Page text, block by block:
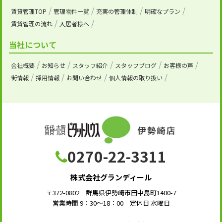
賃貸管理TOP 管理物件一覧 充実の管理体制
明確なプラン
賃貸管理の流れ
入居者様へ
当社について
会社概要 お知らせ スタッフ紹介 スタッフブログ
お客様の声
街情報
採用情報 お問い合わせ 個人情報の取り扱い
0270-22-3311
株式会社グランディール
〒372-0802 群馬県伊勢崎市田中島町1400-7
営業時間 9：30～18：00 定休日 水曜日